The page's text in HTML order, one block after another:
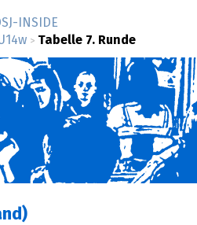
­INSIDE
> Tabelle 7. Runde